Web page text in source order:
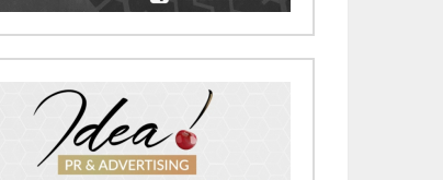
ОБЩЕСТВО
откриване на
третиране на
инсталация в